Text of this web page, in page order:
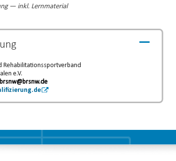
— inkl. Lernmaterial
Rehabilitationssportverband
e.V.
brsnw@brsnw.de